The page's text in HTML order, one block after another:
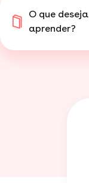
O que deseja
aprender?